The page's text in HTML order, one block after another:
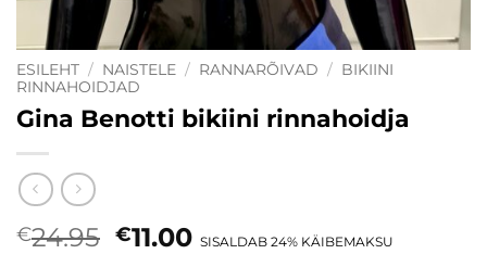
ESILEHT / NAISTELE / RANNARÕIVAD / BIKIINI
RINNAHOIDJAD
Gina Benotti bikiini rinnahoidja
€24.95 Algne
€11.00Current
SISALDAB 24% KÄIBEMAKSU